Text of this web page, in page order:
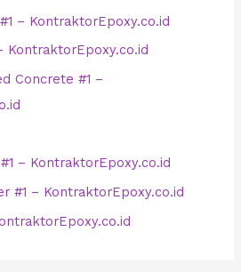
– KontraktorEpoxy.co.id
KontraktorEpoxy.co.id
Concrete #1 –
– KontraktorEpoxy.co.id
#1 – KontraktorEpoxy.co.id